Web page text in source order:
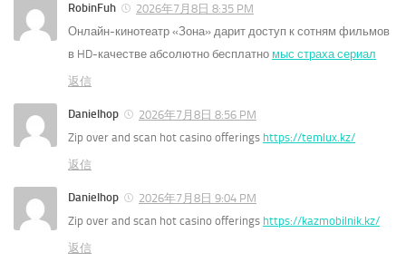
RobinFuh
2026年7月8日 8:35 PM
Онлайн-кинотеатр «Зона» дарит доступ к сотням фильмов
в HD-качестве абсолютно бесплатно мыс страха сериал
返信
Danielhop
2026年7月8日 8:56 PM
Zip over and scan hot casino offerings https://temlux.kz/
返信
Danielhop
2026年7月8日 9:04 PM
Zip over and scan hot casino offerings https://kazmobilnik.kz/
返信